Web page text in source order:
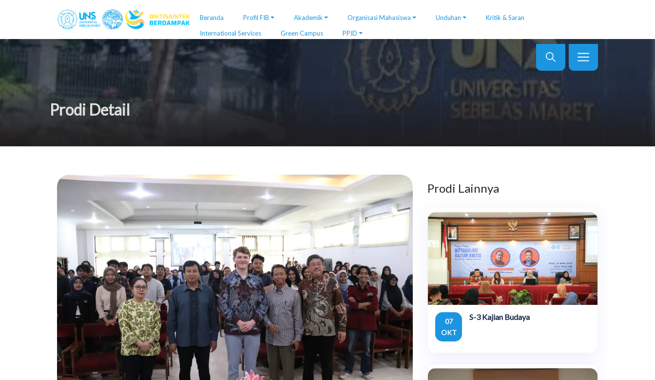
Beranda Profil FIB Akademik Organisasi Mahasiswa Unduhan
Kritik & Saran
International Services
Green Campus PPID
Prodi Detail
Prodi Lainnya
07
OKT
S-3 Kajian Budaya